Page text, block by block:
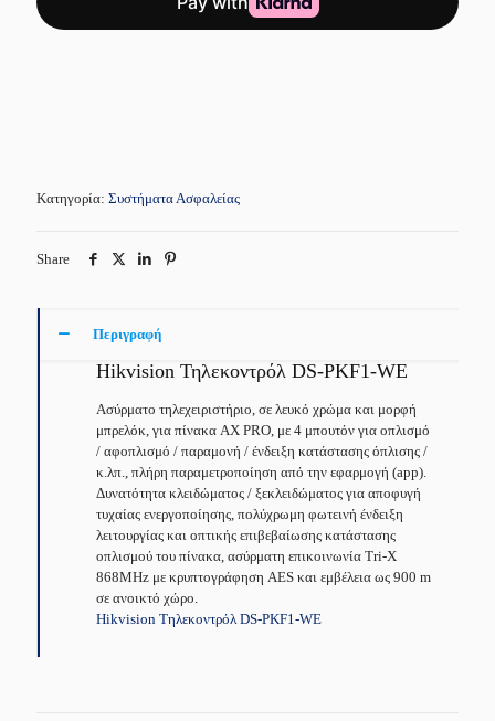
ποσότητα
Κατηγορία: Συστήματα Ασφαλείας
Share
Περιγραφή
Hikvision Τηλεκοντρόλ DS-PKF1-WE
Aσύρματο τηλεχειριστήριο, σε λευκό χρώμα και μορφή
μπρελόκ, για πίνακα AX PRO, με 4 μπουτόν για οπλισμό
/ αφοπλισμό / παραμονή / ένδειξη κατάστασης όπλισης /
κ.λπ., πλήρη παραμετροποίηση από την εφαρμογή (app).
Δυνατότητα κλειδώματος / ξεκλειδώματος για αποφυγή
τυχαίας ενεργοποίησης, πολύχρωμη φωτεινή ένδειξη
λειτουργίας και οπτικής επιβεβαίωσης κατάστασης
οπλισμού του πίνακα, ασύρματη επικοινωνία Tri-X
868MHz με κρυπτογράφηση AES και εμβέλεια ως 900 m
σε ανοικτό χώρο.
Hikvision Τηλεκοντρόλ DS-PKF1-WE